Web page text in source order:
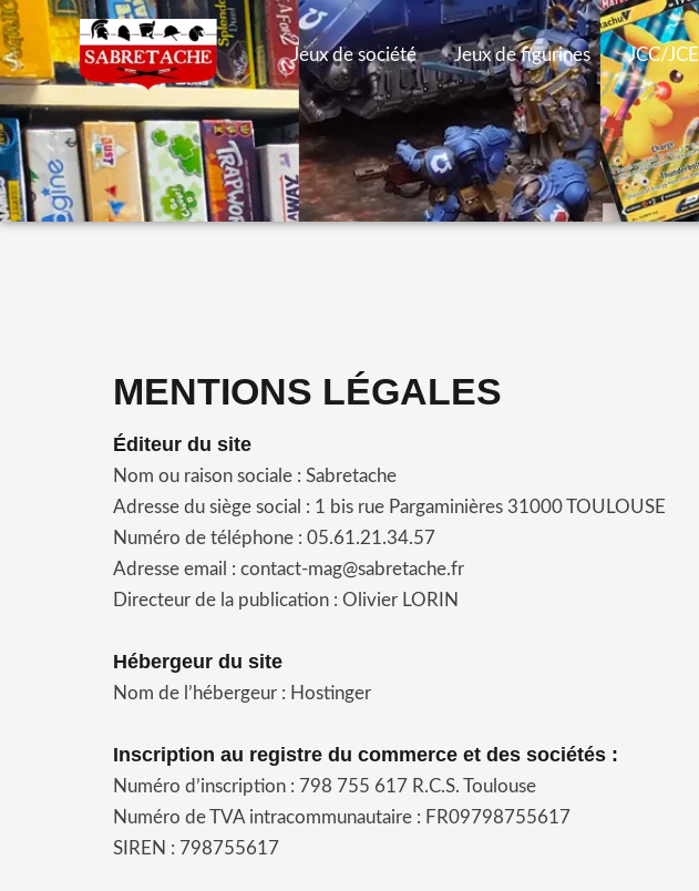
Aller
au
contenu
Jeux de société Jeux de figurines JCC/JCE
MENTIONS LÉGALES
Éditeur du site
Nom ou raison sociale : Sabretache
Adresse du siège social : 1 bis rue Pargaminières 31000 TOULOUSE
Numéro de téléphone : 05.61.21.34.57
Adresse email : contact-mag@sabretache.fr
Directeur de la publication : Olivier LORIN
Hébergeur du site
Nom de l’hébergeur : Hostinger
Inscription au registre du commerce et des sociétés :
Numéro d’inscription : 798 755 617 R.C.S. Toulouse
Numéro de TVA intracommunautaire : FR09798755617
SIREN : 798755617